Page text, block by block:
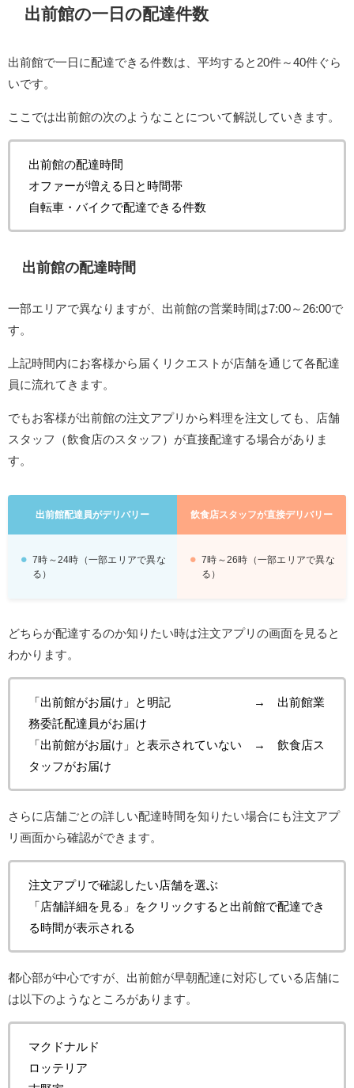
出前館の一日の配達件数
出前館で一日に配達できる件数は、平均すると20件～40件ぐら
いです。
ここでは出前館の次のようなことについて解説していきます。
出前館の配達時間
オファーが増える日と時間帯
自転車・バイクで配達できる件数
出前館の配達時間
一部エリアで異なりますが、出前館の営業時間は7:00～26:00で
す。
上記時間内にお客様から届くリクエストが店舗を通じて各配達
員に流れてきます。
でもお客様が出前館の注文アプリから料理を注文しても、店舗
スタッフ（飲食店のスタッフ）が直接配達する場合がありま
す。
出前館配達員がデリバリー 飲食店スタッフが直接デリバリー
7時～24時（一部エリアで異な
る）
7時～26時（一部エリアで異な
る）
どちらが配達するのか知りたい時は注文アプリの画面を見ると
わかります。
「出前館がお届け」と明記 → 出前館業
務委託配達員がお届け
「出前館がお届け」と表示されていない → 飲食店ス
タッフがお届け
さらに店舗ごとの詳しい配達時間を知りたい場合にも注文アプ
リ画面から確認ができます。
注文アプリで確認したい店舗を選ぶ
「店舗詳細を見る」をクリックすると出前館で配達でき
る時間が表示される
都心部が中心ですが、出前館が早朝配達に対応している店舗に
は以下のようなところがあります。
マクドナルド
ロッテリア